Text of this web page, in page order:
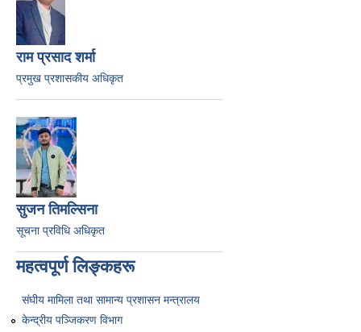
राम प्रसाद शर्मा
प्रमुख प्रशासकीय अधिकृत
सुजन तिमल्सिना
सूचना प्रविधि अधिकृत
महत्वपूर्ण लिङ्कहरू
संघीय मामिला तथा सामान्य प्रशासन मन्त्रालय
केन्द्रीय पञ्जिकरण विभाग